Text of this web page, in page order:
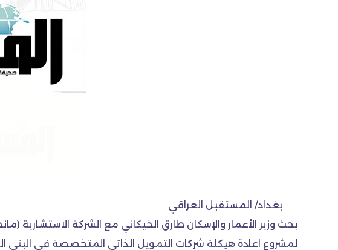
بغداد/ المستقبل العراقي
لمشروع اعادة هيكلة شركات التمويل الذاتي المتخصصة في البنى